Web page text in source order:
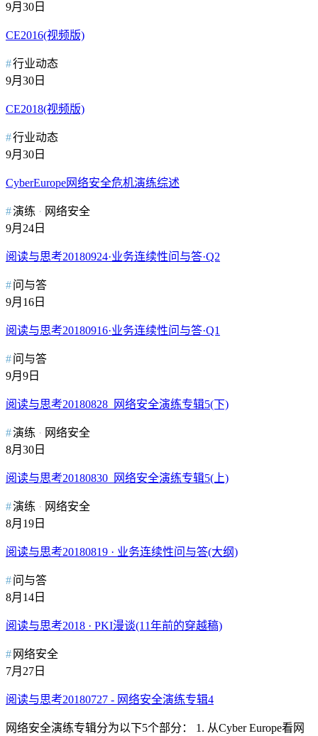
9月30日
CE2016(视频版)
行业动态
9月30日
CE2018(视频版)
行业动态
9月30日
CyberEurope网络安全危机演练综述
演练
网络安全
9月24日
阅读与思考20180924·业务连续性问与答·Q2
问与答
9月16日
阅读与思考20180916·业务连续性问与答·Q1
问与答
9月9日
阅读与思考20180828_网络安全演练专辑5(下)
演练
网络安全
8月30日
阅读与思考20180830_网络安全演练专辑5(上)
演练
网络安全
8月19日
阅读与思考20180819 · 业务连续性问与答(大纲)
问与答
8月14日
阅读与思考2018 · PKI漫谈(11年前的穿越稿)
网络安全
7月27日
阅读与思考20180727 - 网络安全演练专辑4
网络安全演练专辑分为以下5个部分： 1. 从Cyber Europe看网